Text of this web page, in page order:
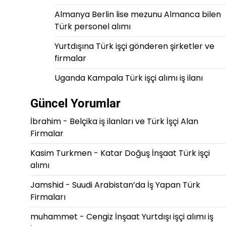
Almanya Berlin lise mezunu Almanca bilen
Türk personel alımı
Yurtdışına Türk işçi gönderen şirketler ve
firmalar
Uganda Kampala Türk işçi alımı iş ilanı
Güncel Yorumlar
İbrahim- Belçika iş ilanları ve Türk İşçi Alan
Firmalar
Kasim Turkmen- Katar Doğuş İnşaat Türk işçi
alımı
Jamshid- Suudi Arabistan’da İş Yapan Türk
Firmaları
muhammet - Cengiz İnşaat Yurtdışı işçi alımı iş